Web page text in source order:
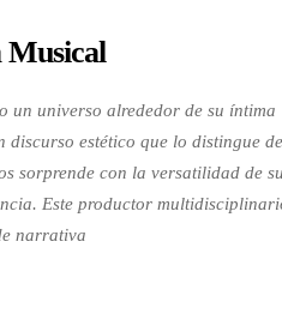
Musical
un universo alrededor de su íntima
discurso estético que lo distingue
sorprende con la versatilidad de
Este productor
narrativa